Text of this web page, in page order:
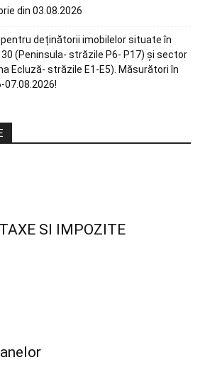
din 03.08.2026
pentru deținătorii imobilelor situate în
(Peninsula- străzile P6- P17) și sector
Ecluză- străzile E1-E5). Măsurători în
07.08.2026!
SI IMPOZITE